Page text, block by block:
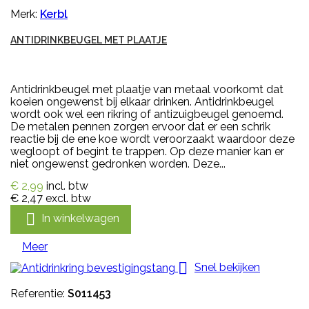
Merk: Kerbl
ANTIDRINKBEUGEL MET PLAATJE
Antidrinkbeugel met plaatje van metaal voorkomt dat
koeien ongewenst bij elkaar drinken. Antidrinkbeugel
wordt ook wel een rikring of antizuigbeugel genoemd.
De metalen pennen zorgen ervoor dat er een schrik
reactie bij de ene koe wordt veroorzaakt waardoor deze
wegloopt of begint te trappen. Op deze manier kan er
niet ongewenst gedronken worden. Deze...
€ 2,99 incl. btw
€ 2,47 excl. btw
 In winkelwagen
Meer
 Snel bekijken
Referentie: S011453